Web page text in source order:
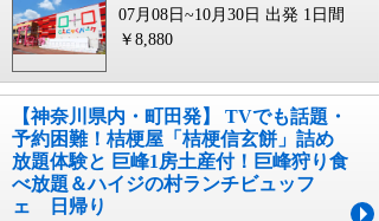
07月08日~10月30日 出発 1日間
￥8,880
【神奈川県内・町田発】 TVでも話題・
予約困難！桔梗屋「桔梗信玄餅」詰め
放題体験と 巨峰1房土産付！巨峰狩り食
べ放題＆ハイジの村ランチビュッフ
ェ 日帰り